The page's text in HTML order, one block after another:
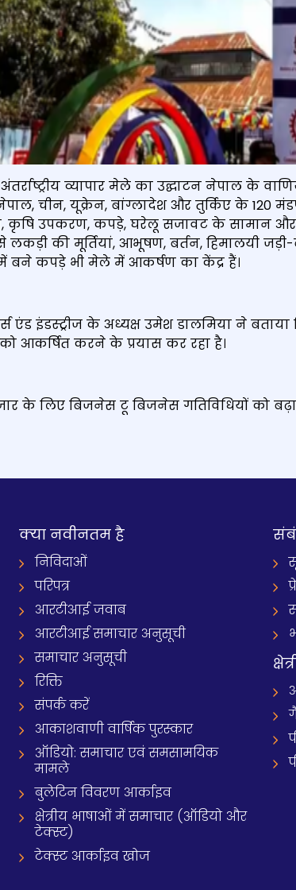
व्यापार मेले का उद्घाटन नेपाल के
चीन, यूक्रेन, बांग्लादेश और तुर्किए के 120
कृषि उपकरण, कपड़े, घरेलू सजावट के सामान और
की मूर्तियां, आभूषण, बर्तन, हिमालयी जड़ी-
बने कपड़े भी मेले में आकर्षण का केंद्र हैं।
के अध्यक्ष उमेश डालमिया ने बताया कि
आकर्षित करने के प्रयास कर रहा है।
के लिए बिजनेस टू बिजनेस गतिविधियों को
क्‍या नवीनतम है
निविदाओं
परिपत्र
आरटीआई जवाब
आरटीआई समाचार अनुसूची
समाचार अनुसूची
रिक्ति
संपर्क करें
आकाशवाणी वार्षिक पुरस्कार
ऑडियो: समाचार एवं समसामयिक
मामले
बुलेटिन विवरण आर्काइव
क्षेत्रीय भाषाओं में समाचार (ऑडियो और
टेक्स्ट)
टेक्स्ट आर्काइव खोज